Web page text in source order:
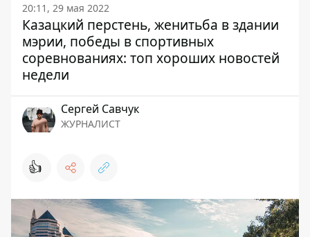
20:11, 29 мая 2022
Казацкий перстень, женитьба в здании
мэрии, победы в спортивных
соревнованиях: топ хороших новостей
недели
Сергей Савчук
ЖУРНАЛИСТ
👍